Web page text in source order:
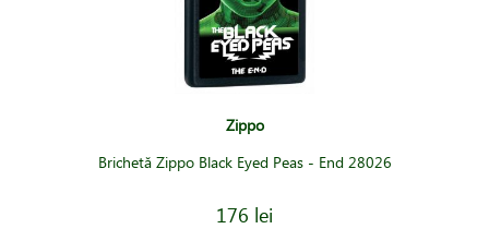
Zippo
Brichetă Zippo Black Eyed Peas - End 28026
176 lei